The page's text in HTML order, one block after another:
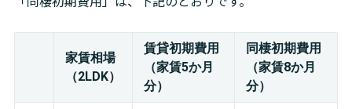
家賃相場
（2LDK）
賃貸初期費用
（家賃5か月
分）
同棲初期費用
（家賃8か月
分）